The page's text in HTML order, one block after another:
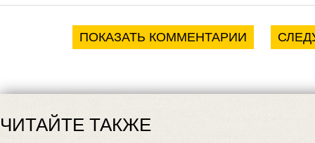
ПОКАЗАТЬ КОММЕНТАРИИ
ЧИТАЙТЕ ТАКЖЕ